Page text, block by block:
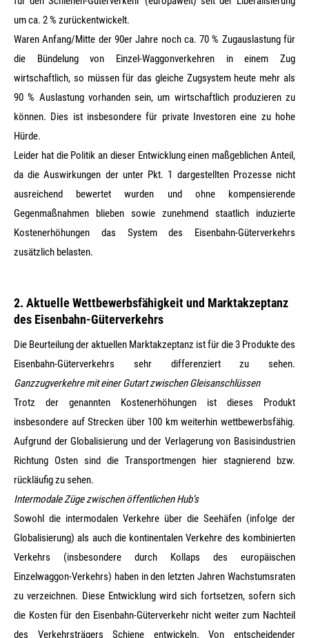
um ca. 2 % zurückentwickelt.
Waren Anfang/Mitte der 90er Jahre noch ca. 70 % Zugauslastung für
die Bündelung von Einzel-Waggonverkehren in einem Zug
wirtschaftlich, so müssen für das gleiche Zugsystem heute mehr als
90 % Auslastung vorhanden sein, um wirtschaftlich produzieren zu
können. Dies ist insbesondere für private Investoren eine zu hohe
Hürde.
Leider hat die Politik an dieser Entwicklung einen maßgeblichen Anteil,
da die Auswirkungen der unter Pkt. 1 dargestellten Prozesse nicht
ausreichend bewertet wurden und ohne kompensierende
Gegenmaßnahmen blieben sowie zunehmend staatlich induzierte
Kostenerhöhungen das System des Eisenbahn-Güterverkehrs
zusätzlich belasten.
2. Aktuelle Wettbewerbsfähigkeit und Marktakzeptanz
des Eisenbahn-Güterverkehrs
Die Beurteilung der aktuellen Marktakzeptanz ist für die 3 Produkte des
Eisenbahn-Güterverkehrs sehr differenziert zu sehen.
Ganzzugverkehre mit einer Gutart zwischen Gleisanschlüssen
Trotz der genannten Kostenerhöhungen ist dieses Produkt
insbesondere auf Strecken über 100 km weiterhin wettbewerbsfähig.
Aufgrund der Globalisierung und der Verlagerung von Basisindustrien
Richtung Osten sind die Transportmengen hier stagnierend bzw.
rückläufig zu sehen.
Intermodale Züge zwischen öffentlichen Hub’s
Sowohl die intermodalen Verkehre über die Seehäfen (infolge der
Globalisierung) als auch die kontinentalen Verkehre des kombinierten
Verkehrs (insbesondere durch Kollaps des europäischen
Einzelwaggon-Verkehrs) haben in den letzten Jahren Wachstumsraten
zu verzeichnen. Diese Entwicklung wird sich fortsetzen, sofern sich
die Kosten für den Eisenbahn-Güterverkehr nicht weiter zum Nachteil
des Verkehrsträgers Schiene entwickeln. Von entscheidender